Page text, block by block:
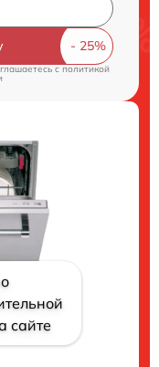
cполитикой
сайте